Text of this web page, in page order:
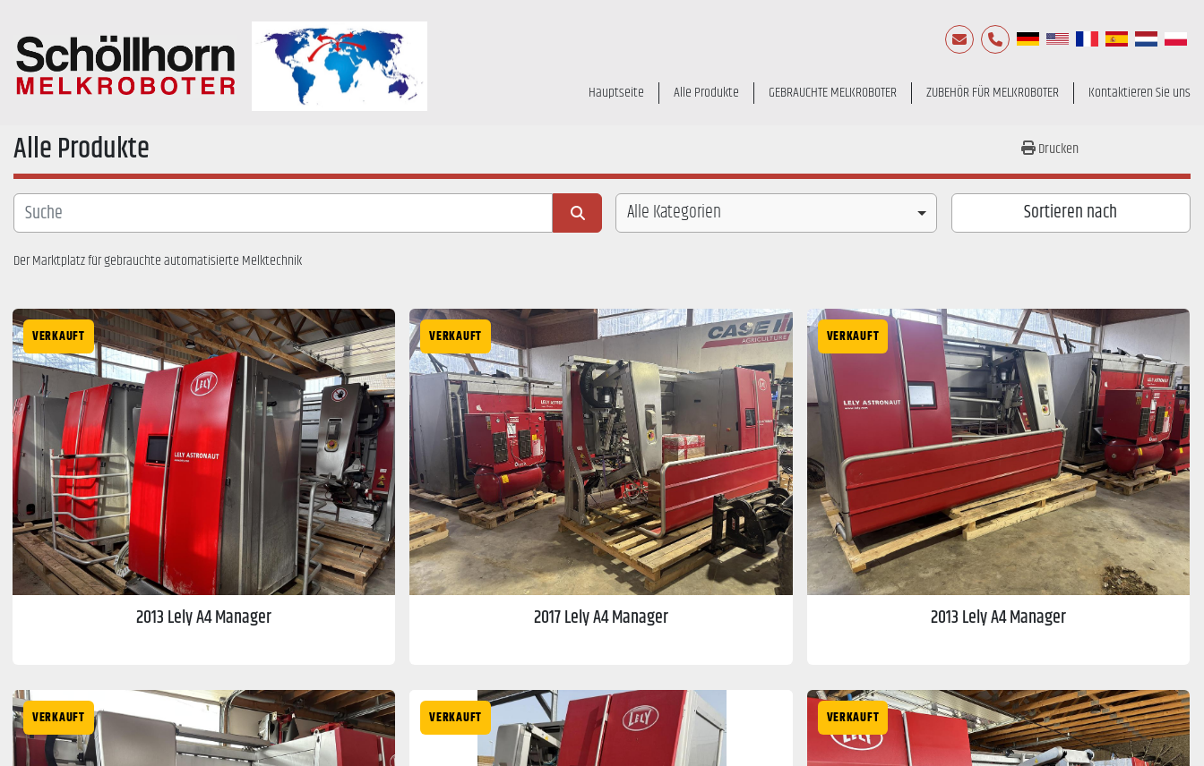
E-Mail Telefon
Hauptseite
Alle Produkte GEBRAUCHTE MELKROBOTER ZUBEHÖR FÜR MELKROBOTER Kontaktieren Sie uns
Alle Produkte Drucken
Alle Kategorien Sortieren nach
Der Marktplatz für gebrauchte automatisierte Melktechnik
VERKAUFT
2013 Lely A4 Manager
VERKAUFT
2017 Lely A4 Manager
VERKAUFT
2013 Lely A4 Manager
VERKAUFT VERKAUFT VERKAUFT